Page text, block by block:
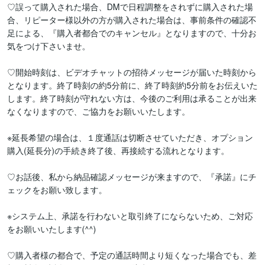
♡誤って購入された場合、DMで日程調整をされずに購入された場
合、リピーター様以外の方が購入された場合は、事前条件の確認不
足による、『購入者都合でのキャンセル』となりますので、十分お
気をつけ下さいませ。
♡開始時刻は、ビデオチャットの招待メッセージが届いた時刻から
となります。終了時刻の約5分前に、終了時刻約5分前をお伝えいた
します。終了時刻が守れない方は、今後のご利用は承ることが出来
なくなりますので、ご協力をお願いいたします。
※延長希望の場合は、１度通話は切断させていただき、オプション
購入(延長分)の手続き終了後、再接続する流れとなります。
♡お話後、私から納品確認メッセージが来ますので、『承諾』にチ
ェックをお願い致します。
※システム上、承諾を行わないと取引終了にならないため、ご対応
をお願いいたします(^^)
♡購入者様の都合で、予定の通話時間より短くなった場合でも、差